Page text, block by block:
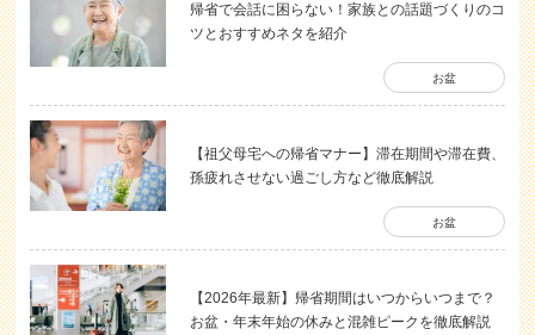
帰省で会話に困らない！家族との話題づくりのコ
ツとおすすめネタを紹介
お盆
【祖父母宅への帰省マナー】滞在期間や滞在費、
孫疲れさせない過ごし方など徹底解説
お盆
【2026年最新】帰省期間はいつからいつまで？
お盆・年末年始の休みと混雑ピークを徹底解説